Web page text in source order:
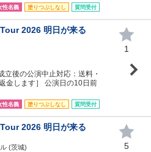
性名義 塗りつぶしなし 質問受付
2026 明日が来る
後の公演中止対応：送料・
金します］ 公演日の10日前
性名義 塗りつぶしなし 質問受付
1
2026 明日が来る
(茨城)
5